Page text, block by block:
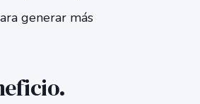
generar más